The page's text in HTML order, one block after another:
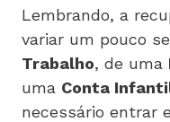
Lembrando, a
variar um pouco
Trabalho, de uma
uma Conta
necessário entrar